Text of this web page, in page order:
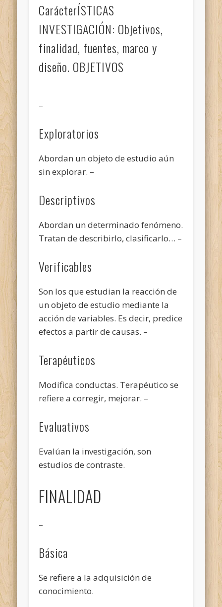
CarácterÍSTICAS
INVESTIGACIÓN: Objetivos,
finalidad, fuentes, marco y
diseño. OBJETIVOS
–
Exploratorios
Abordan un objeto de estudio aún
sin explorar. –
Descriptivos
Abordan un determinado fenómeno.
Tratan de describirlo, clasificarlo… –
Verificables
Son los que estudian la reacción de
un objeto de estudio mediante la
acción de variables. Es decir, predice
efectos a partir de causas. –
Terapéuticos
Modifica conductas. Terapéutico se
refiere a corregir, mejorar. –
Evaluativos
Evalúan la investigación, son
estudios de contraste.
FINALIDAD
–
Básica
Se refiere a la adquisición de
conocimiento.